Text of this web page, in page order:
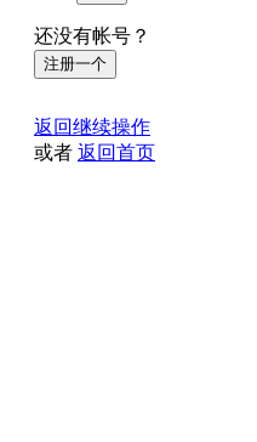
还没有帐号？
注册一个
返回继续操作
或者 返回首页